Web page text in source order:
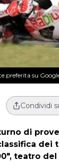
preferita su
Condividi
di
dei
teatro